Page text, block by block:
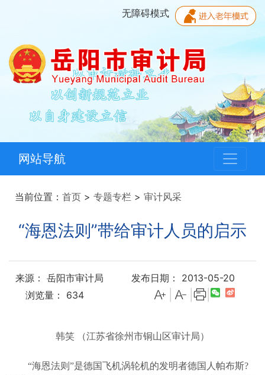
无障碍模式
网站导航
当前位置： 首页 > 专题专栏 > 审计风采
“海恩法则”带给审计人员的启示
来源： 岳阳市审计局
发布日期： 2013-05-20
浏览量： 634 |
韩笑 （江苏省徐州市铜山区审计局）
“海恩法则”是德国飞机涡轮机的发明者德国人帕布斯?